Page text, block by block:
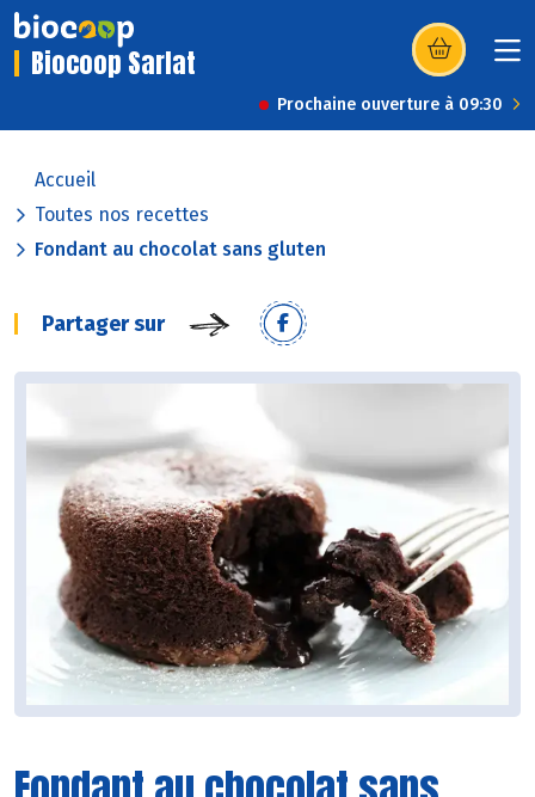
Biocoop Sarlat (s’ouvre dans
Prochaine ouverture à 09:30
Accueil
Toutes nos recettes
Fondant au chocolat sans gluten
Partager sur